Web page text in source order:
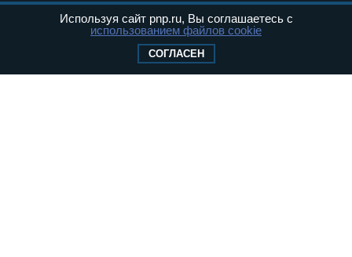
связи, информационных технологий и
массовых коммуникаций (Роскомнадзор) 05
Свидетельство о регистрации Эл № ФС77-
Используя сайт pnp.ru, Вы соглашаетесь с
использованием файлов cookie
СОГЛАСЕН